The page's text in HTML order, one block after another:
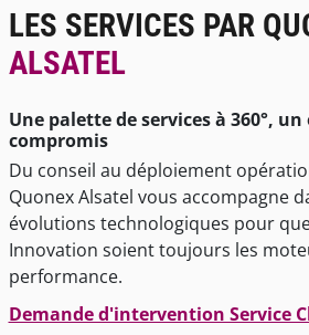
LES SERVICES PAR
ALSATEL
Une palette de services à 360°,
compromis
Du conseil au déploiement
Quonex Alsatel vous accompagne
évolutions technologiques pour
Innovation soient toujours les
performance.
Demande d'intervention Service